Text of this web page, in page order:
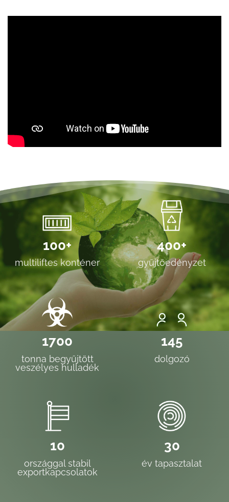
100+
multiliftes konténer
400+
gyűjtőedényzet
1700
tonna begyűjtött
veszélyes hulladék
145
dolgozó
10
országgal stabil
exportkapcsolatok
30
év tapasztalat